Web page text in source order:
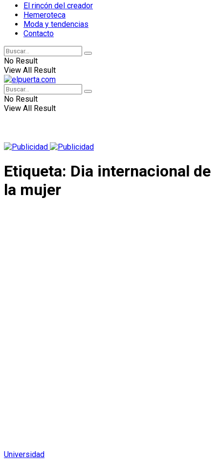
El rincón del creador
Hemeroteca
Moda y tendencias
Contacto
No Result
View All Result
No Result
View All Result
Etiqueta: Dia internacional de
la mujer
Universidad